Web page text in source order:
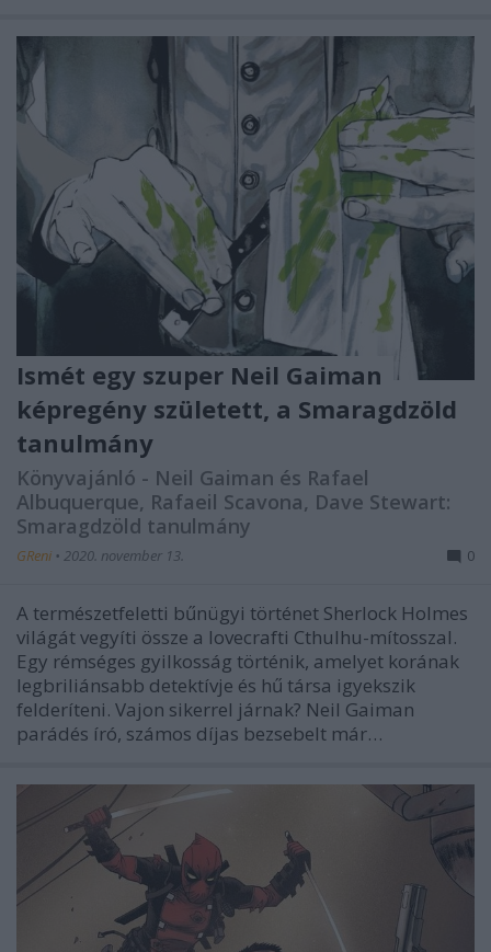
Ismét egy szuper Neil Gaiman
képregény született, a Smaragdzöld
tanulmány
Könyvajánló - Neil Gaiman és Rafael
Albuquerque, Rafaeil Scavona, Dave Stewart:
Smaragdzöld tanulmány
GReni • 2020. november 13. 0
A természetfeletti bűnügyi történet Sherlock Holmes
világát vegyíti össze a lovecrafti Cthulhu-mítosszal.
Egy rémséges gyilkosság történik, amelyet korának
legbriliánsabb detektívje és hű társa igyekszik
felderíteni. Vajon sikerrel járnak? Neil Gaiman
parádés író, számos díjas bezsebelt már…